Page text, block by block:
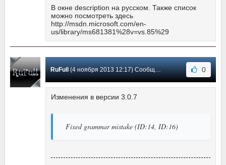
В окне description на русском. Также список
можно посмотреть здесь
http://msdn.microsoft.com/en-
us/library/ms681381%28v=vs.85%29
RuFull(4 ноября 2013 12:17) Сообщение #2 0
Изменения в версии 3.0.7
Fixed grammar mistake (ID:14, ID:16)